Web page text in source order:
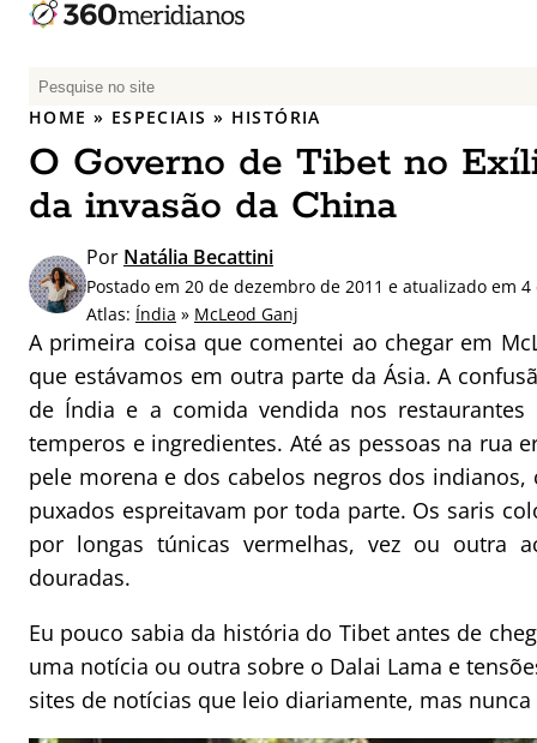
P
e
q
u
i
a
r
p
o
:
HOME » ESPECIAIS » HISTÓRIA
O Governo de Tibet no
da invasão da China
Por Natália Becattini
Postado em 20 de dezembro de 2011 e atualizado em
Atlas: Índia » McLeod Ganj
A primeira coisa que comentei ao chegar em
que estávamos em outra parte da Ásia. A
de Índia e a comida vendida nos
temperos e ingredientes. Até as pessoas na rua
pele morena e dos cabelos negros dos indianos,
puxados espreitavam por toda parte. Os saris
por longas túnicas vermelhas, vez ou outra
douradas.
Eu pouco sabia da história do Tibet antes de
uma notícia ou outra sobre o Dalai Lama e
sites de notícias que leio diariamente, mas